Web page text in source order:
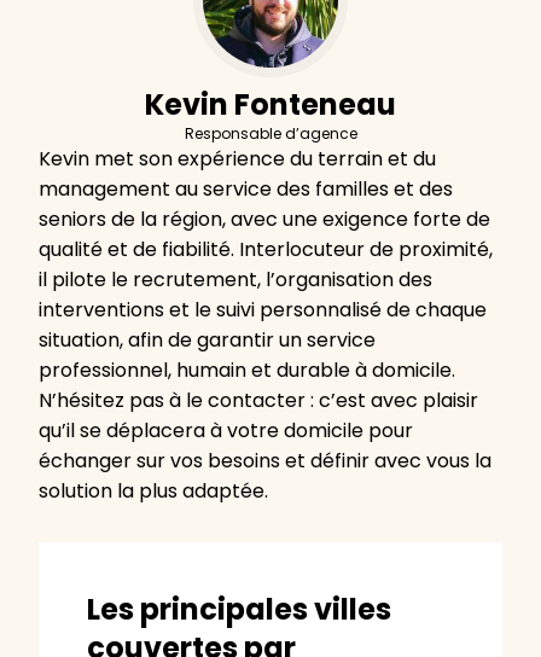
Kevin Fonteneau
Responsable d’agence
Kevin met son expérience du terrain et du
management au service des familles et des
seniors de la région, avec une exigence forte de
qualité et de fiabilité. Interlocuteur de proximité,
il pilote le recrutement, l’organisation des
interventions et le suivi personnalisé de chaque
situation, afin de garantir un service
professionnel, humain et durable à domicile.
N’hésitez pas à le contacter : c’est avec plaisir
qu’il se déplacera à votre domicile pour
échanger sur vos besoins et définir avec vous la
solution la plus adaptée.
Les principales villes
couvertes par